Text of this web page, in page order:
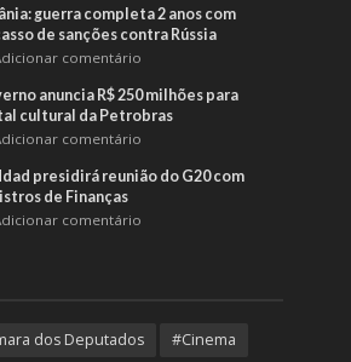
guerra completa 2 anos com
de sanções contra Rússia
comentário
anuncia R$ 250 milhões para
cultural da Petrobras
comentário
presidirá reunião do G20 com
de Finanças
comentário
dos Deputados
#Cinema